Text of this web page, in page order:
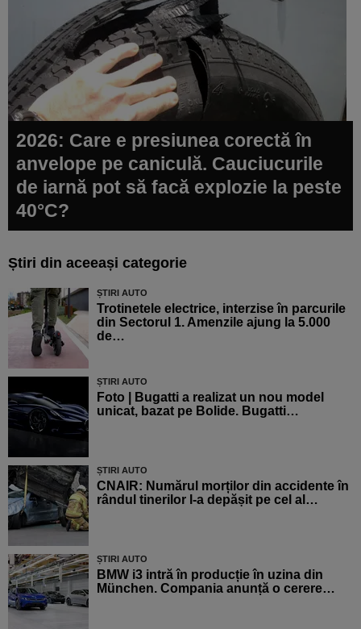
2026: Care e presiunea corectă în
anvelope pe caniculă. Cauciucurile
de iarnă pot să facă explozie la peste
40°C?
Știri din aceeași categorie
ȘTIRI AUTO
Trotinetele electrice, interzise în parcurile
din Sectorul 1. Amenzile ajung la 5.000
de…
ȘTIRI AUTO
Foto | Bugatti a realizat un nou model
unicat, bazat pe Bolide. Bugatti…
ȘTIRI AUTO
CNAIR: Numărul morților din accidente în
rândul tinerilor l-a depășit pe cel al…
ȘTIRI AUTO
BMW i3 intră în producție în uzina din
München. Compania anunță o cerere…